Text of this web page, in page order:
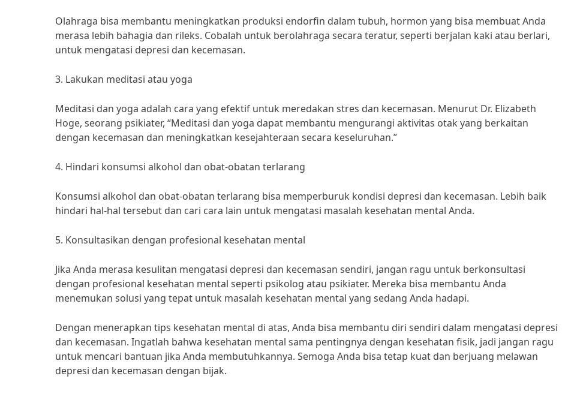
Olahraga bisa membantu meningkatkan produksi endorfin dalam tubuh, hormon yang bisa membuat Anda
merasa lebih bahagia dan rileks. Cobalah untuk berolahraga secara teratur, seperti berjalan kaki atau berlari,
untuk mengatasi depresi dan kecemasan.
3. Lakukan meditasi atau yoga
Meditasi dan yoga adalah cara yang efektif untuk meredakan stres dan kecemasan. Menurut Dr. Elizabeth
Hoge, seorang psikiater, “Meditasi dan yoga dapat membantu mengurangi aktivitas otak yang berkaitan
dengan kecemasan dan meningkatkan kesejahteraan secara keseluruhan.”
4. Hindari konsumsi alkohol dan obat-obatan terlarang
Konsumsi alkohol dan obat-obatan terlarang bisa memperburuk kondisi depresi dan kecemasan. Lebih baik
hindari hal-hal tersebut dan cari cara lain untuk mengatasi masalah kesehatan mental Anda.
5. Konsultasikan dengan profesional kesehatan mental
Jika Anda merasa kesulitan mengatasi depresi dan kecemasan sendiri, jangan ragu untuk berkonsultasi
dengan profesional kesehatan mental seperti psikolog atau psikiater. Mereka bisa membantu Anda
menemukan solusi yang tepat untuk masalah kesehatan mental yang sedang Anda hadapi.
Dengan menerapkan tips kesehatan mental di atas, Anda bisa membantu diri sendiri dalam mengatasi depresi
dan kecemasan. Ingatlah bahwa kesehatan mental sama pentingnya dengan kesehatan fisik, jadi jangan ragu
untuk mencari bantuan jika Anda membutuhkannya. Semoga Anda bisa tetap kuat dan berjuang melawan
depresi dan kecemasan dengan bijak.